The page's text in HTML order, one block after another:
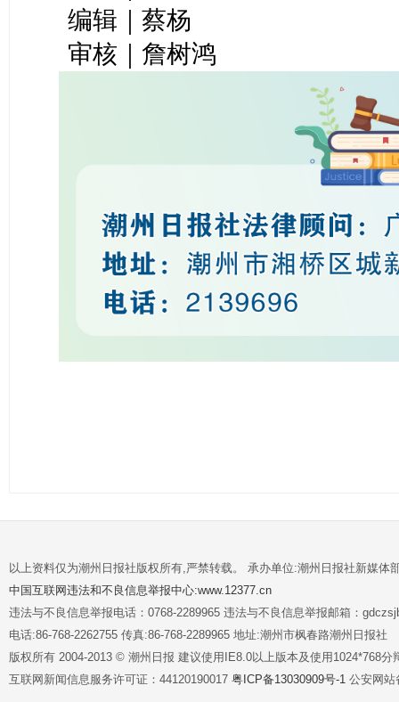
编辑｜蔡杨
审核｜詹树鸿
以上资料仅为潮州日报社版权所有,严禁转载。 承办单位:潮州日报社新媒体
中国互联网违法和不良信息举报中心:www.12377.cn
违法与不良信息举报电话：0768-2289965 违法与不良信息举报邮箱：
电话:86-768-2262755 传真:86-768-2289965 地址:潮州市枫春路潮州日报社
版权所有 2004-2013 © 潮州日报 建议使用IE8.0以上版本及使用1024*768分
互联网新闻信息服务许可证：44120190017 粤ICP备13030909号-1 公安网站